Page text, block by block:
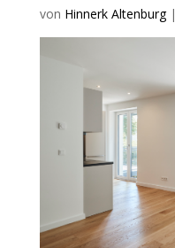
von Hinnerk Altenburg|